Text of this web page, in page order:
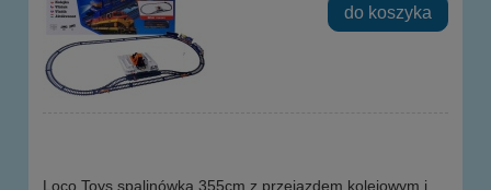
do koszyka
Loco Toys spalinówka 355cm z przejazdem kolejowym i